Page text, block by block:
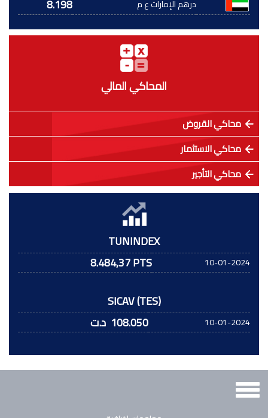
درهم الإمارات ع م 8.198
المحاكي المالي
محاكي القروض
محاكي الاستثمار
محاكي التأجير
TUNINDEX
10-01-2024
8.484,37 PTS
SICAV (TES)
10-01-2024
108.050 د.ت
Toggle
navigation